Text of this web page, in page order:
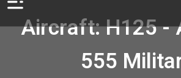
Aircraft: H125 -
555